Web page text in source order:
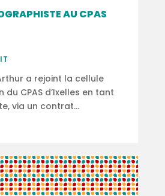
AU CPAS
a rejoint la cellule
CPAS d’Ixelles en tant
via un contrat...